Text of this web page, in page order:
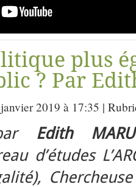
plus
? Par
2019 à 17:35 |
Edith
d’études